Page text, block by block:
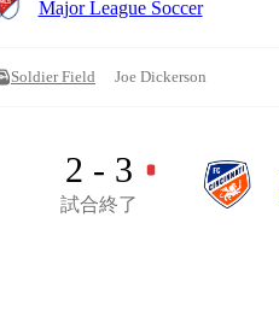
Major League Soccer
Soldier Field Joe Dickerson
2 - 3
試合終了